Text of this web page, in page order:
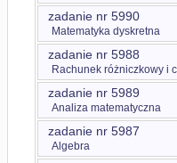
zadanie nr 5990
Matematyka dyskretna
zadanie nr 5988
Rachunek różniczkowy i
zadanie nr 5989
Analiza matematyczna
zadanie nr 5987
Algebra